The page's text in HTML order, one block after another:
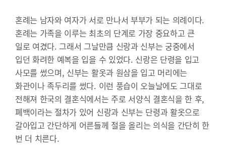
혼례는 남자와 여자가 서로 만나서 부부가 되는 의례이다.
혼례는 가족을 이루는 최초의 단계로 가장 중요하고 큰
일로 여겼다. 그래서 그날만큼 신랑과 신부는 궁중에서
입던 화려한 예복을 입을 수 있었다. 신랑은 단령을 입고
사모를 썼으며, 신부는 활옷과 원삼을 입고 머리에는
화관이나 족두리를 썼다. 이런 풍습이 오늘날에도 그대로
전해져 한국의 결혼식에서는 주로 서양식 결혼식을 한 후,
폐백이라는 절차가 있어 신랑과 신부는 단령과 활옷으로
갈아입고 간단하게 어른들께 절을 올리는 의식을 간단히 한
번 더 치른다.